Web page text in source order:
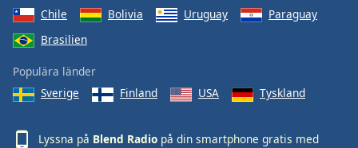
Chile
Bolivia Uruguay
Paraguay
Brasilien
Populära länder
Sverige
Finland USA Tyskland
Lyssna på Blend Radio på din smartphone gratis med